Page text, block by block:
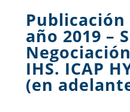
año 2019 –
IHS. ICAP
(en